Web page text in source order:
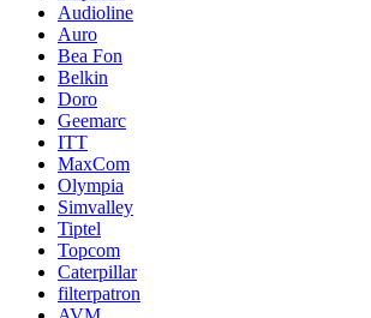
Audioline
Auro
Bea Fon
Belkin
Doro
Geemarc
ITT
MaxCom
Olympia
Simvalley
Tiptel
Topcom
Caterpillar
filterpatron